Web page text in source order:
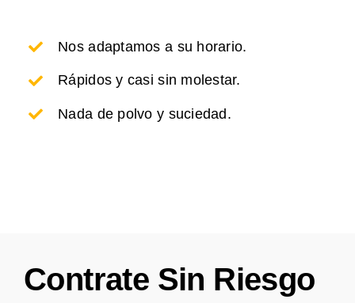
Nos adaptamos a su horario.
Rápidos y casi sin molestar.
Nada de polvo y suciedad.
Contrate Sin Riesgo